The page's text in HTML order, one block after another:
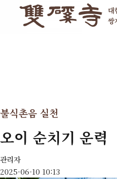
불식촌음 실천
오이 순치기 운력
관리자
2025-06-10 10:13